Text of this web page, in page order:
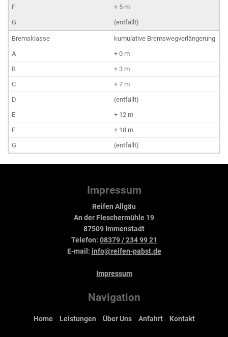
+ 5 m
(entfällt)
kumulative Bremswegverlängerung
+ 0 m
+ 3 m
+ 7 m
(entfällt)
+ 12 m
+ 18 m
(entfällt)
Impressum
Reifen Allgäu
An der Fleschermühle 19
87509 Immenstadt
Telefon: 08379 / 234 99 21
E-mail: info@reifen-pabst.de
Impressum
Navigation
Home Leistungen Über Uns Anfahrt Kontakt